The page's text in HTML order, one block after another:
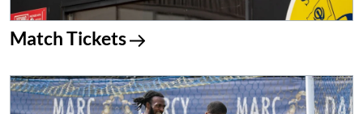
Match Tickets